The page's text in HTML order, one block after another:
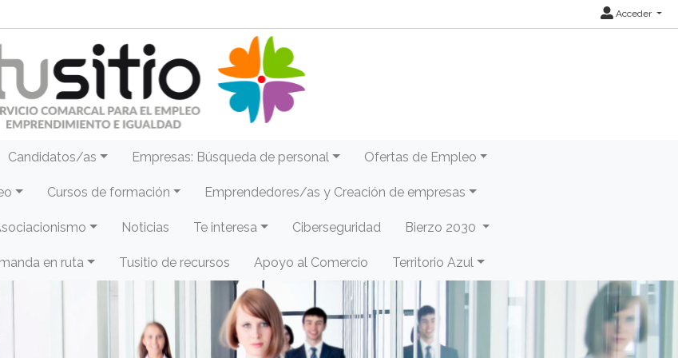
Acceder
Candidatos/as Empresas: Búsqueda de personal Ofertas de Empleo
Cursos de formación Emprendedores/as y Creación de empresas
Noticias Te interesa Ciberseguridad Bierzo 2030
en ruta Tusitio de recursos Apoyo al Comercio Territorio Azul